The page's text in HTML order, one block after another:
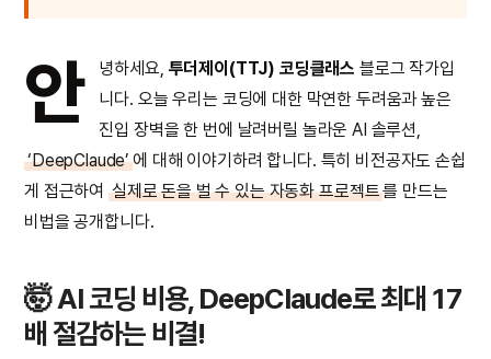
안 녕하세요, 투더제이(TTJ) 코딩클래스 블로그 작가입
니다. 오늘 우리는 코딩에 대한 막연한 두려움과 높은
진입 장벽을 한 번에 날려버릴 놀라운 AI 솔루션,
‘DeepClaude’에 대해 이야기하려 합니다. 특히 비전공자도 손쉽
게 접근하여 실제로 돈을 벌 수 있는 자동화 프로젝트를 만드는
비법을 공개합니다.
🤯 AI 코딩 비용, DeepClaude로 최대 17
배 절감하는 비결!